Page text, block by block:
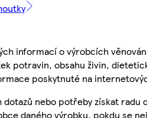
informací o výrobcích
potravin, obsahu živin,
poskytnuté na
dotazů nebo potřeby získat
daného výrobku, pokdu se